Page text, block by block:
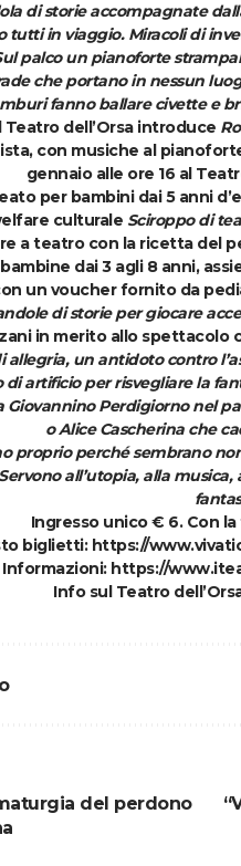
di storie accompagnate
tutti in viaggio. Miracoli di
palco un pianoforte
che portano in nessun
fanno ballare civette e
Teatro dell’Orsaintroduce
con musiche al
gennaio alle ore 16 al
per bambini dai 5 anni
culturale Sciroppo di
a teatro con la ricetta del
dai 3 agli 8 anni,
un voucher fornito da
di storie per giocare
in merito allo spettacolo
allegria, un antidoto contro
di artificio per risvegliare la
Giovannino Perdigiorno nel
o Alice Cascherina che
proprio perché sembrano
all’utopia, alla
Ingresso unico € 6. Con
biglietti: https://
Informazioni: https://
Info sul Teatro
del perdono